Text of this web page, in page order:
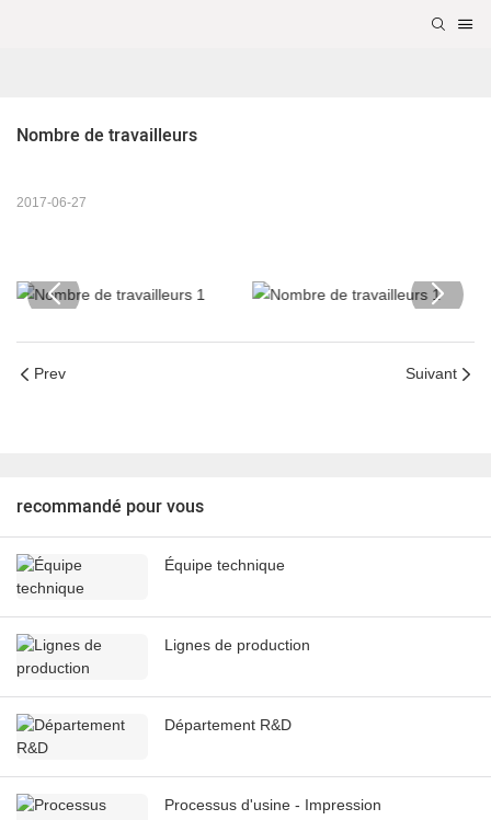
Nombre de travailleurs
2017-06-27
Prev Suivant
recommandé pour vous
Équipe technique
Lignes de production
Département R&D
Processus d'usine - Impression